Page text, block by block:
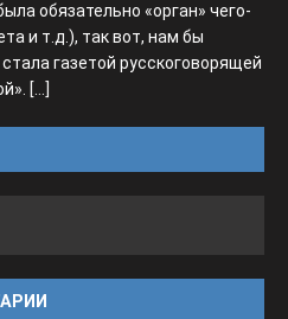
обязательно «орган» чего-
и т.д.), так вот, нам бы
газетой русскоговорящей
[...]